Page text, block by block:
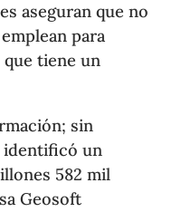
aseguran que no
para
que tiene un
sin
identificó un
582 mil
Geosoft